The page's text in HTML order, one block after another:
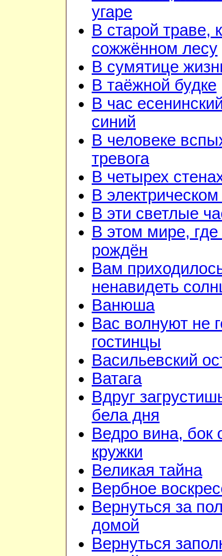
угаре
В старой траве,
сожжённом лесу
В сумятице
В таёжной будке
В час
синий
В человеке
тревога
В четырех
В
В эти светлые
В этом мире,
рождён
Вам
ненавидеть
Ванюша
Вас волнуют не
гостинцы
Васильевский
Ватага
Вдруг
бела дня
Ведро вина, бок
кружки
Великая тайна
Вербное
Вернуться за
домой
Вернуться